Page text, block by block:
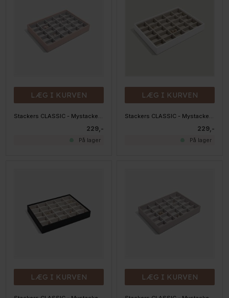
LÆG I KURVEN
Stackers CLASSIC - Mystacker - 25 rum, BLUSH
229,-
På lager
LÆG I KURVEN
Stackers CLASSIC - Mystacker - 25 rum, HVID
229,-
På lager
LÆG I KURVEN LÆG I KURVEN